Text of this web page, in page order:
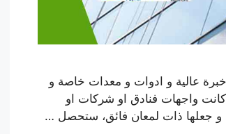
عالية و ادوات و معدات خاصة و
كانت واجهات فنادق او شركات او
و جعلها ذات لمعان فائق، ستحصل …